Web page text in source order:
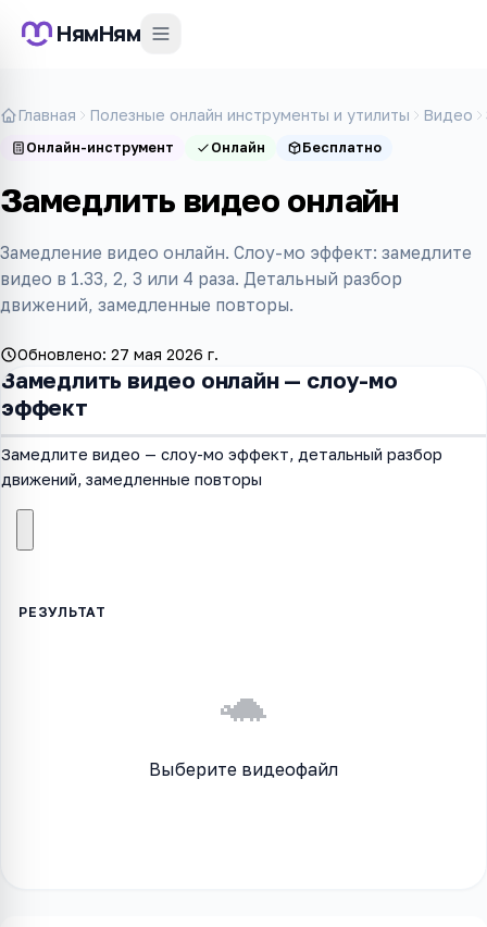
НямНям
Главная Полезные онлайн инструменты и утилиты Видео
Онлайн-инструмент Онлайн Бесплатно
Замедлить видео онлайн
Замедление видео онлайн. Слоу-мо эффект: замедлите
видео в 1.33, 2, 3 или 4 раза. Детальный разбор
движений, замедленные повторы.
Обновлено: 27 мая 2026 г.
Замедлить видео онлайн — слоу-мо
эффект
Замедлите видео — слоу-мо эффект, детальный разбор
движений, замедленные повторы
🐢
Выберите видеофайл